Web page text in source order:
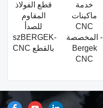
قطع الفولاذ
المقاوم
للصدأ
szBERGEK-
CNC بالقطع
خدمة
ماكينات
CNC
المخصصة -
Bergek
CNC